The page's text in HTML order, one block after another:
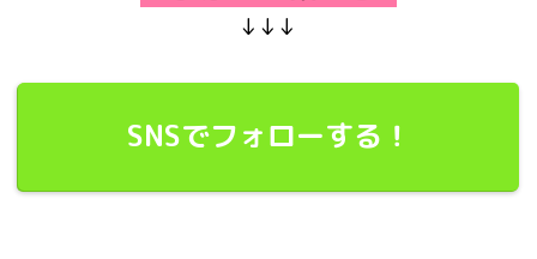
↓↓↓
SNSでフォローする！